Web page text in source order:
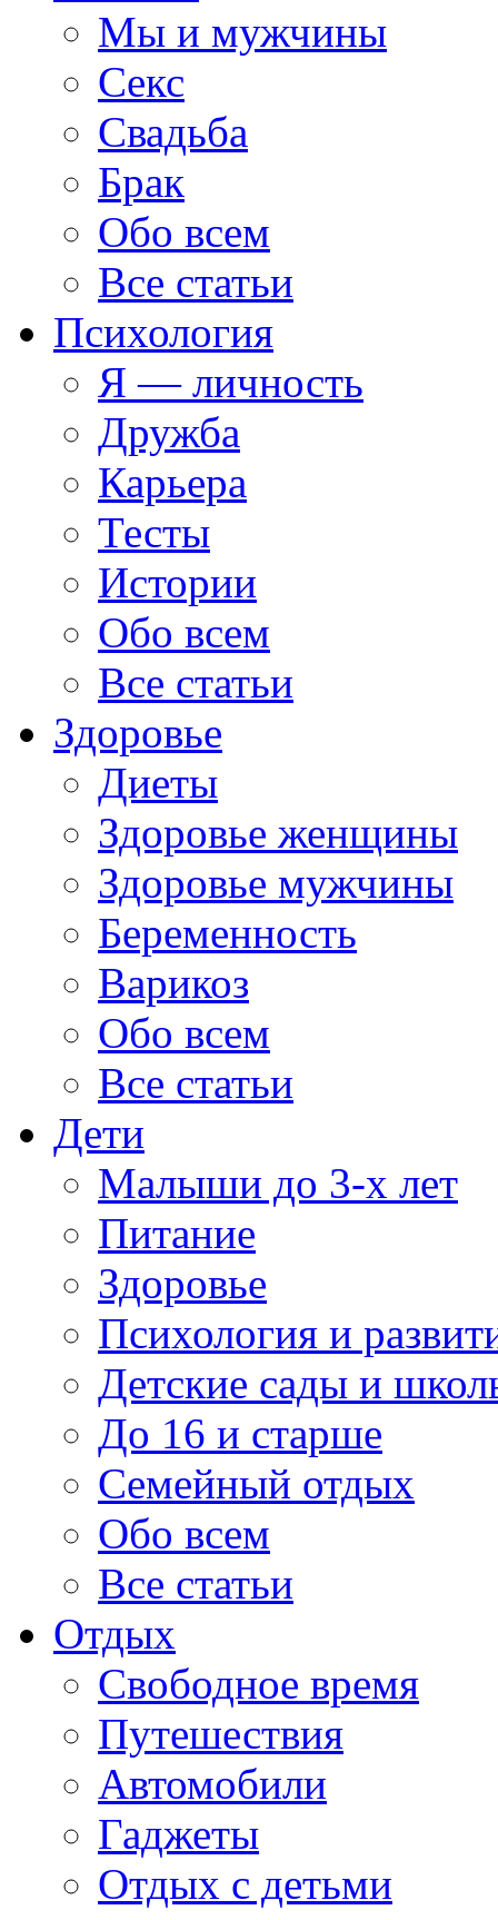
Мы и мужчины
Секс
Свадьба
Брак
Обо всем
Все статьи
Психология
Я — личность
Дружба
Карьера
Тесты
Истории
Обо всем
Все статьи
Здоровье
Диеты
Здоровье женщины
Здоровье мужчины
Беременность
Варикоз
Обо всем
Все статьи
Дети
Малыши до 3-х лет
Питание
Здоровье
Психология и
Детские сады и
До 16 и старше
Семейный отдых
Обо всем
Все статьи
Отдых
Свободное время
Путешествия
Автомобили
Гаджеты
Отдых с детьми